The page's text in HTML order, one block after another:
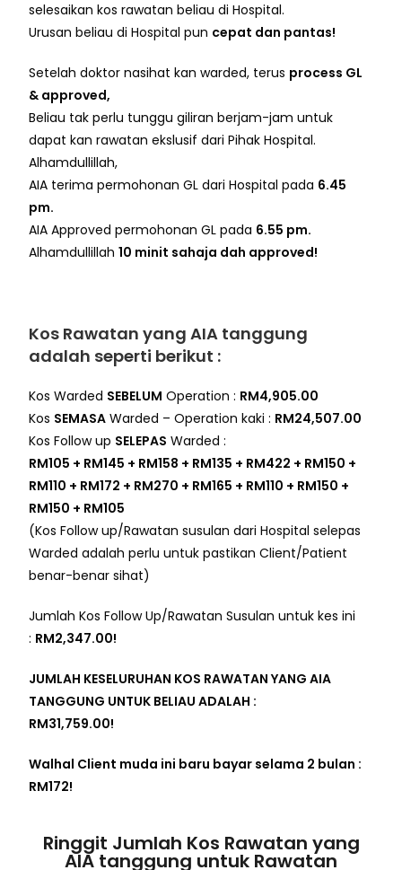
selesaikan kos rawatan beliau di Hospital.
Urusan beliau di Hospital pun cepat dan pantas!
Setelah doktor nasihat kan warded, terus process GL
& approved,
Beliau tak perlu tunggu giliran berjam-jam untuk
dapat kan rawatan ekslusif dari Pihak Hospital.
Alhamdullillah,
AIA terima permohonan GL dari Hospital pada 6.45
pm.
AIA Approved permohonan GL pada 6.55 pm.
Alhamdullillah10 minit sahaja dah approved!
Kos Rawatan yang AIA tanggung
adalah seperti berikut :
Kos Warded SEBELUM Operation : RM4,905.00
Kos SEMASA Warded – Operation kaki : RM24,507.00
Kos Follow up SELEPAS Warded :
RM105 + RM145 + RM158 + RM135 + RM422 + RM150 +
RM110 + RM172 + RM270 + RM165 + RM110 + RM150 +
RM150 + RM105
(Kos Follow up/Rawatan susulan dari Hospital selepas
Warded adalah perlu untuk pastikan Client/Patient
benar-benar sihat)
Jumlah Kos Follow Up/Rawatan Susulan untuk kes ini
: RM2,347.00!
JUMLAH KESELURUHAN KOS RAWATAN YANG AIA
TANGGUNG UNTUK BELIAU ADALAH :
RM31,759.00!
Walhal Client muda ini baru bayar selama 2 bulan :
RM172!
Ringgit Jumlah Kos Rawatan yang
AIA tanggung untuk Rawatan